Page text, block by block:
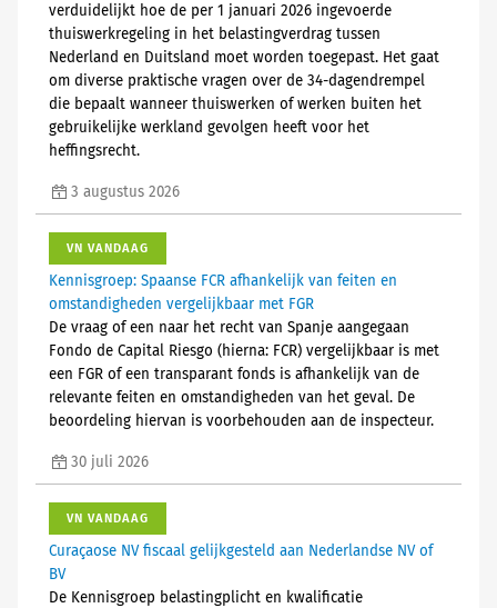
verduidelijkt hoe de per 1 januari 2026 ingevoerde
thuiswerkregeling in het belastingverdrag tussen
Nederland en Duitsland moet worden toegepast. Het gaat
om diverse praktische vragen over de 34-dagendrempel
die bepaalt wanneer thuiswerken of werken buiten het
gebruikelijke werkland gevolgen heeft voor het
heffingsrecht.
3 augustus 2026
VN VANDAAG
Kennisgroep: Spaanse FCR afhankelijk van feiten en
omstandigheden vergelijkbaar met FGR
De vraag of een naar het recht van Spanje aangegaan
Fondo de Capital Riesgo (hierna: FCR) vergelijkbaar is met
een FGR of een transparant fonds is afhankelijk van de
relevante feiten en omstandigheden van het geval. De
beoordeling hiervan is voorbehouden aan de inspecteur.
30 juli 2026
VN VANDAAG
Curaçaose NV fiscaal gelijkgesteld aan Nederlandse NV of
BV
De Kennisgroep belastingplicht en kwalificatie